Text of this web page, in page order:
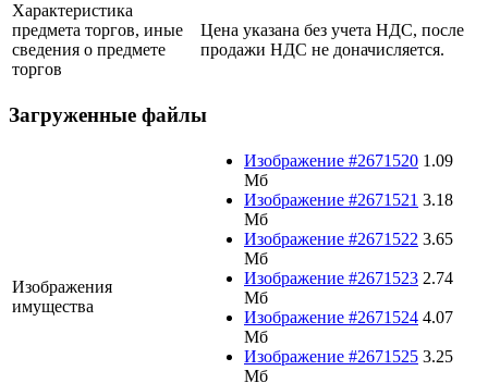
Характеристика
предмета торгов, иные
сведения о предмете
торгов
Цена указана без учета НДС, после
продажи НДС не доначисляется.
Загруженные файлы
Изображения
имущества
Изображение #2671520 1.09
Мб
Изображение #2671521 3.18
Мб
Изображение #2671522 3.65
Мб
Изображение #2671523 2.74
Мб
Изображение #2671524 4.07
Мб
Изображение #2671525 3.25
Мб